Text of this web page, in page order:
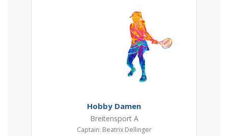
Hobby Damen
Breitensport A
Captain: Beatrix Dellinger